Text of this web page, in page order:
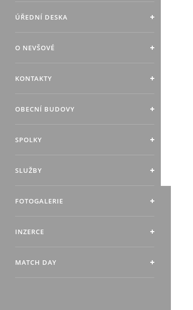
ÚŘEDNÍ DESKA
O NEVŠOVÉ
KONTAKTY
OBECNÍ BUDOVY
SPOLKY
SLUŽBY
FOTOGALERIE
INZERCE
MATCH DAY